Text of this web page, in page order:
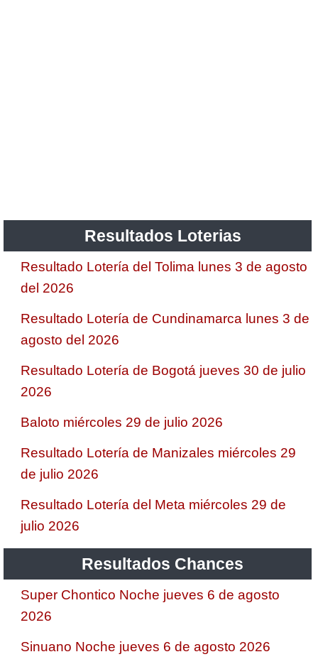
Resultados Loterias
Resultado Lotería del Tolima lunes 3 de agosto
del 2026
Resultado Lotería de Cundinamarca lunes 3 de
agosto del 2026
Resultado Lotería de Bogotá jueves 30 de julio
2026
Baloto miércoles 29 de julio 2026
Resultado Lotería de Manizales miércoles 29
de julio 2026
Resultado Lotería del Meta miércoles 29 de
julio 2026
Resultados Chances
Super Chontico Noche jueves 6 de agosto
2026
Sinuano Noche jueves 6 de agosto 2026